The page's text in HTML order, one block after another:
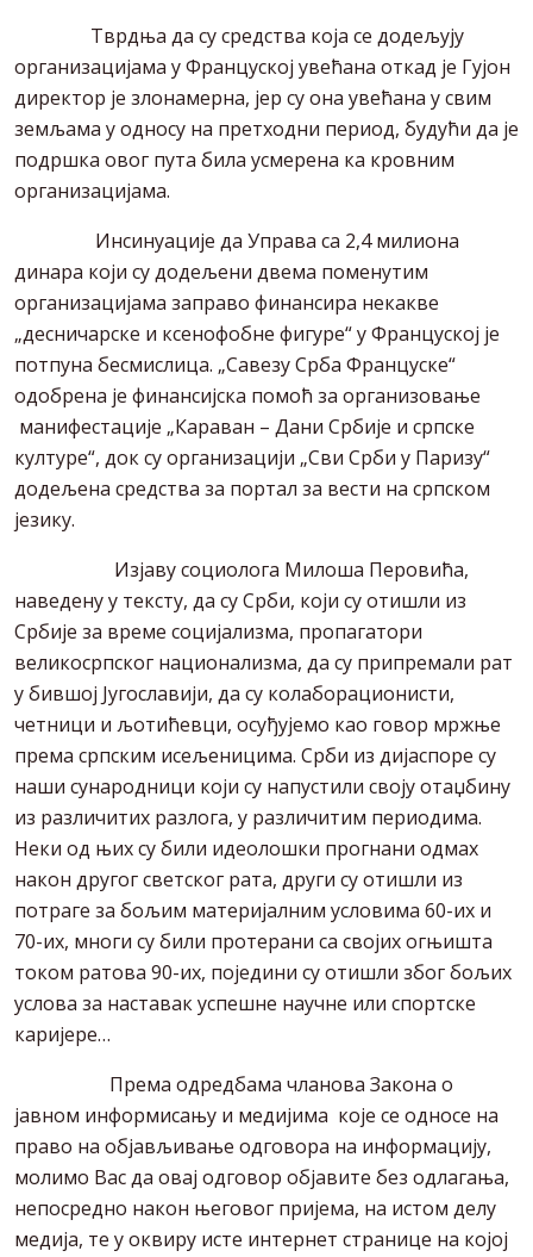
Тврдња да су средства која се додељују
организацијама у Француској увећана откад је Гујон
директор је злонамерна, јер су она увећана у свим
земљама у односу на претходни период, будући да је
подршка овог пута била усмерена ка кровним
организацијама.
Инсинуације да Управа са 2,4 милиона
динара који су додељени двема поменутим
организацијама заправо финансира некакве
„десничарске и ксенофобне фигуре“ у Француској је
потпуна бесмислица. „Савезу Срба Француске“
одобрена је финансијска помоћ за организовање
манифестације „Караван – Дани Србије и српске
културе“, док су организацији „Сви Срби у Паризу“
додељена средства за портал за вести на српском
језику.
Изјаву социолога Милоша Перовића,
наведену у тексту, да су Срби, који су отишли из
Србије за време социјализма, пропагатори
великосрпског национализма, да су припремали рат
у бившој Југославији, да су колаборационисти,
четници и љотићевци, осуђујемо као говор мржње
према српским исељеницима. Срби из дијаспоре су
наши сународници који су напустили своју отаџбину
из различитих разлога, у различитим периодима.
Неки од њих су били идеолошки прогнани одмах
након другог светског рата, други су отишли из
потраге за бољим материјалним условима 60-их и
70-их, многи су били протерани са својих огњишта
током ратова 90-их, поједини су отишли због бољих
услова за наставак успешне научне или спортске
каријере…
Према одредбама чланова Закона о
јавном информисању и медијима које се односе на
право на објављивање одговора на информацију,
молимо Вас да овај одговор објавите без одлагања,
непосредно након његовог пријема, на истом делу
медија, те у оквиру исте интернет странице на којој